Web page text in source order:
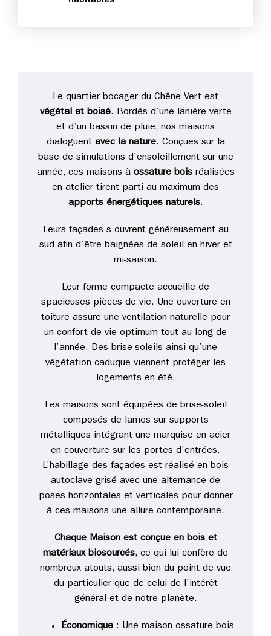
Le quartier bocager du Chêne Vert est
végétal et boisé. Bordés d’une lanière verte
et d’un bassin de pluie, nos maisons
dialoguent avec la nature. Conçues sur la
base de simulations d’ensoleillement sur une
année, ces maisons à ossature boisréalisées
en atelier tirent parti au maximum des
apports énergétiques naturels.
Leurs façades s’ouvrent généreusement au
sud afin d’être baignées de soleil en hiver et
mi-saison.
Leur forme compacte accueille de
spacieuses pièces de vie. Une ouverture en
toiture assure une ventilation naturelle pour
un confort de vie optimum tout au long de
l’année. Des brise-soleils ainsi qu’une
végétation caduque viennent protéger les
logements en été.
Les maisons sont équipées de brise-soleil
composés de lames sur supports
métalliques intégrant une marquise en acier
en couverture sur les portes d’entrées.
L’habillage des façades est réalisé en bois
autoclave grisé avec une alternance de
poses horizontales et verticales pour donner
à ces maisons une allure contemporaine.
Chaque Maison est conçue en bois et
matériaux biosourcés, ce qui lui confère de
nombreux atouts, aussi bien du point de vue
du particulier que de celui de l’intérêt
général et de notre planète.
Économique : Une maison ossature bois